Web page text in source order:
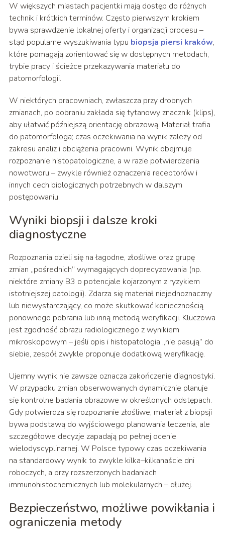
W większych miastach pacjentki mają dostęp do różnych
technik i krótkich terminów. Często pierwszym krokiem
bywa sprawdzenie lokalnej oferty i organizacji procesu –
stąd popularne wyszukiwania typu biopsja piersi kraków,
które pomagają zorientować się w dostępnych metodach,
trybie pracy i ścieżce przekazywania materiału do
patomorfologii.
W niektórych pracowniach, zwłaszcza przy drobnych
zmianach, po pobraniu zakłada się tytanowy znacznik (klips),
aby ułatwić późniejszą orientację obrazową. Materiał trafia
do patomorfologa; czas oczekiwania na wynik zależy od
zakresu analiz i obciążenia pracowni. Wynik obejmuje
rozpoznanie histopatologiczne, a w razie potwierdzenia
nowotworu – zwykle również oznaczenia receptorów i
innych cech biologicznych potrzebnych w dalszym
postępowaniu.
Wyniki biopsji i dalsze kroki
diagnostyczne
Rozpoznania dzieli się na łagodne, złośliwe oraz grupę
zmian „pośrednich” wymagających doprecyzowania (np.
niektóre zmiany B3 o potencjale kojarzonym z ryzykiem
istotniejszej patologii). Zdarza się materiał niejednoznaczny
lub niewystarczający, co może skutkować koniecznością
ponownego pobrania lub inną metodą weryfikacji. Kluczowa
jest zgodność obrazu radiologicznego z wynikiem
mikroskopowym – jeśli opis i histopatologia „nie pasują” do
siebie, zespół zwykle proponuje dodatkową weryfikację.
Ujemny wynik nie zawsze oznacza zakończenie diagnostyki.
W przypadku zmian obserwowanych dynamicznie planuje
się kontrolne badania obrazowe w określonych odstępach.
Gdy potwierdza się rozpoznanie złośliwe, materiał z biopsji
bywa podstawą do wyjściowego planowania leczenia, ale
szczegółowe decyzje zapadają po pełnej ocenie
wielodyscyplinarnej. W Polsce typowy czas oczekiwania
na standardowy wynik to zwykle kilka–kilkanaście dni
roboczych, a przy rozszerzonych badaniach
immunohistochemicznych lub molekularnych – dłużej.
Bezpieczeństwo, możliwe powikłania i
ograniczenia metody